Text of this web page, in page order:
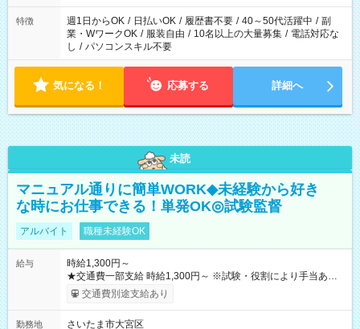
特徴 週1日からOK / 日払いOK / 履歴書不要 / 40～50代活躍中 / 副
業・WワークOK / 服装自由 / 10名以上の大量募集 / 電話対応な
し / パソコンスキル不要
気になる！ 応募する 詳細へ
未読
マニュアル通りに簡単WORK◆未経験から好き
な時にお仕事できる！単発OK◎試験監督
アルバイト 職種未経験OK
給与
時給1,300円～
★交通費一部支給 時給1,300円～ ※試験・役割により手当あり
※勤務回数により昇給あり 【即給（前払い）オプションあ
り！】 希望される場合、勤務から1週間ほどで給与の一部を受け
交通費別途支給あり
勤務地
さいたま市大宮区